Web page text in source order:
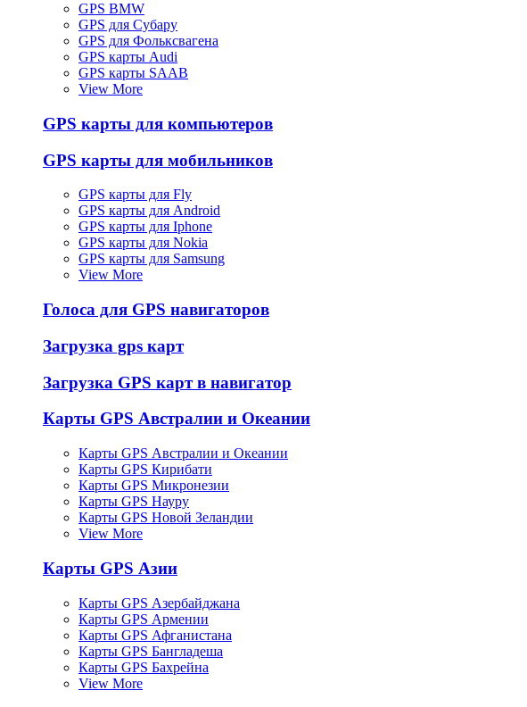
GPS BMW
GPS для Субару
GPS для Фольксвагена
GPS карты Audi
GPS карты SAAB
View More
GPS карты для компьютеров
GPS карты для мобильников
GPS карты для Fly
GPS карты для Android
GPS карты для Iphone
GPS карты для Nokia
GPS карты для Samsung
View More
Голоса для GPS навигаторов
Загрузка gps карт
Загрузка GPS карт в навигатор
Карты GPS Австралии и Океании
Карты GPS Австралии и Океании
Карты GPS Кирибати
Карты GPS Микронезии
Карты GPS Науру
Карты GPS Новой Зеландии
View More
Карты GPS Азии
Карты GPS Азербайджана
Карты GPS Армении
Карты GPS Афганистана
Карты GPS Бангладеша
Карты GPS Бахрейна
View More